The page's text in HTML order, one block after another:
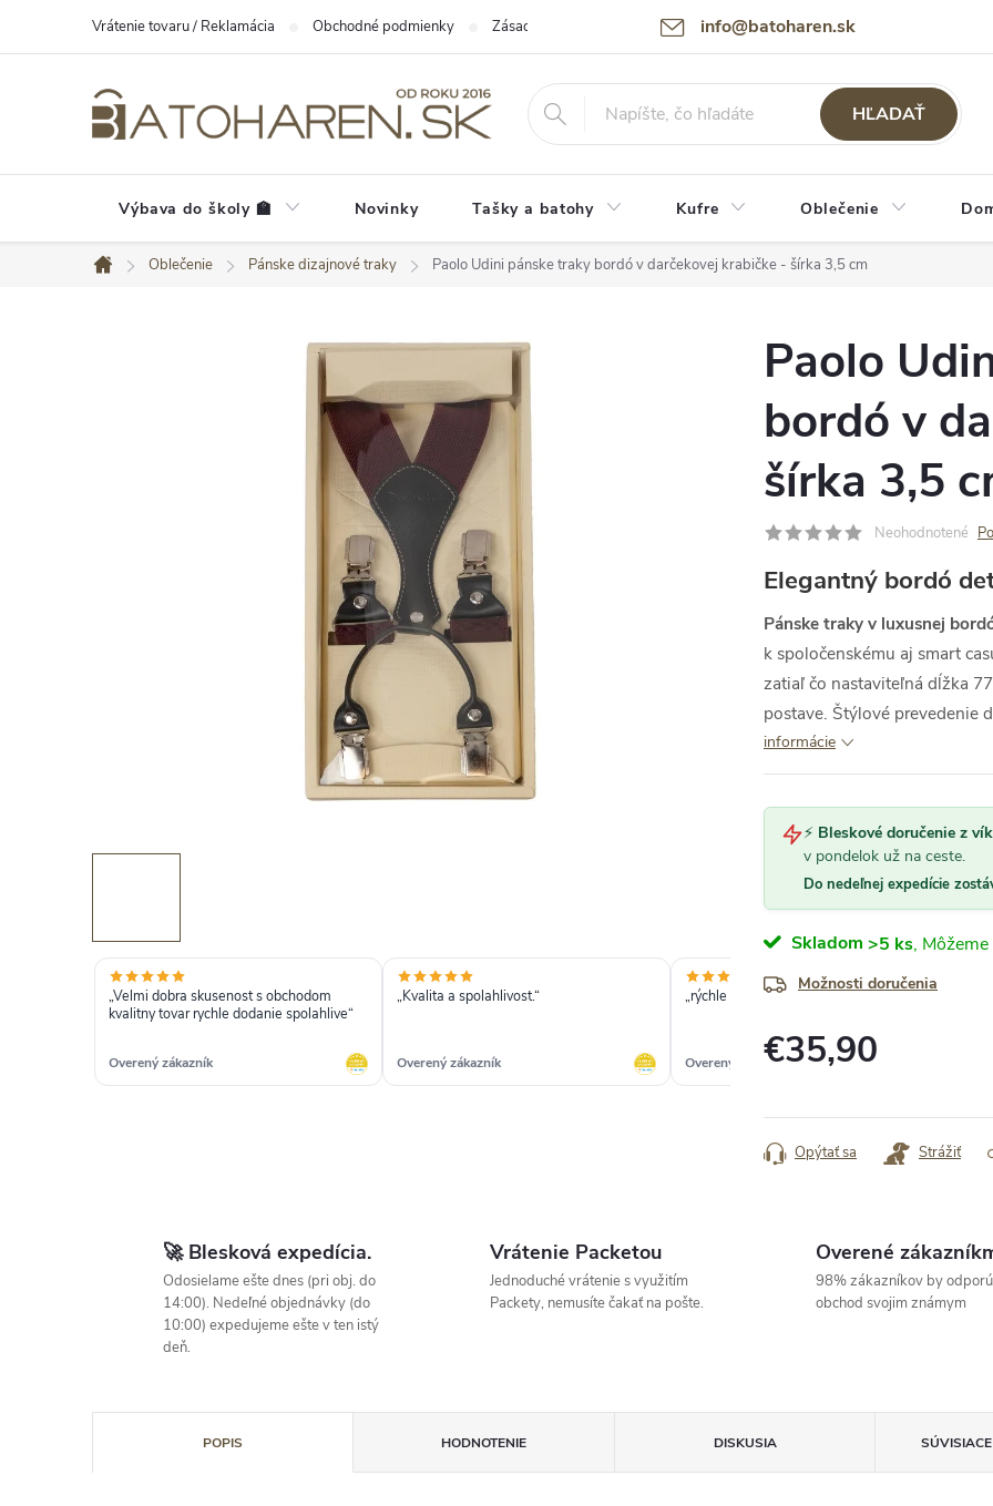
info@batoharen.sk
Vrátenie tovaru / Reklamácia Obchodné podmienky Zásady spracovania osobných údajov (GDPR) Podmienky použitia webu
HĽADAŤ
Výbava do školy 🏫 Novinky Tašky a batohy Kufre Oblečenie
Domov
Oblečenie Pánske dizajnové traky Paolo Udini pánske traky bordó v darčekovej krabičke - šírka 3,5 cm
„Velmi dobra skusenost s obchodom
kvalitny tovar rychle dodanie spolahlive“
Overený zákazník
„Kvalita a spolahlivost.“
Overený zákazník
„rýchle bezproblémové,kvalitné“
Overený zákazník
Paolo
bordó v
šírka 3,5
Neohodnotené
Elegantný bordó
Pánske traky v luxusnej
k spoločenskému aj smart
zatiaľ čo nastaviteľná dĺžka
postave. Štýlové prevedenie
informácie
⚡ Bleskové doručenie z
v pondelok už na ceste.
Do nedeľnej expedície
Skladom >5 ks
Možnosti doručenia
€35,90
Opýtať sa Strážiť
🚀 Blesková expedícia.
Odosielame ešte dnes (pri obj. do
14:00). Nedeľné objednávky (do
10:00) expedujeme ešte v ten istý
deň.
Vrátenie Packetou
Jednoduché vrátenie s využitím
Packety, nemusíte čakať na pošte.
Overené
98% zákazníkov by
obchod svojim známym
POPIS HODNOTENIE DISKUSIA